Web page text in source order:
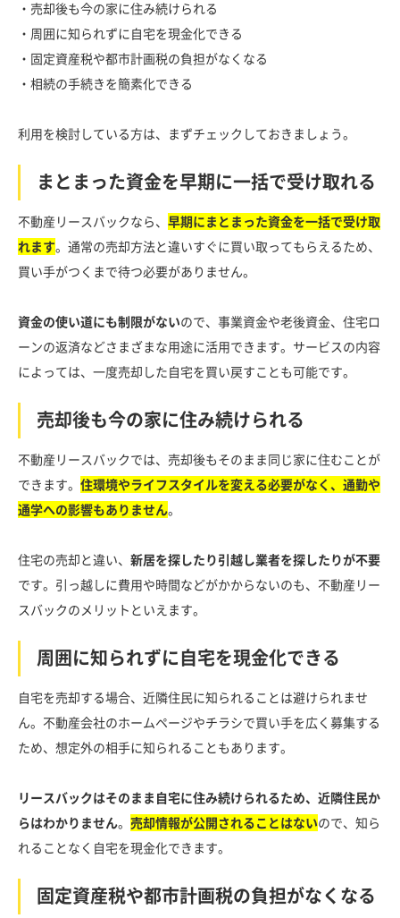
・売却後も今の家に住み続けられる
・周囲に知られずに自宅を現金化できる
・固定資産税や都市計画税の負担がなくなる
・相続の手続きを簡素化できる
利用を検討している方は、まずチェックしておきましょう。
まとまった資金を早期に一括で受け取れる
不動産リースバックなら、 早期にまとまった資金を一括で受け取
れます。通常の売却方法と違いすぐに買い取ってもらえるため、
買い手がつくまで待つ必要がありません。
資金の使い道にも制限がないので、事業資金や老後資金、住宅ロ
ーンの返済などさまざまな用途に活用できます。サービスの内容
によっては、一度売却した自宅を買い戻すことも可能です。
売却後も今の家に住み続けられる
不動産リースバックでは、売却後もそのまま同じ家に住むことが
できます。 住環境やライフスタイルを変える必要がなく、通勤や
通学への影響もありません。
住宅の売却と違い、 新居を探したり引越し業者を探したりが不要
です。引っ越しに費用や時間などがかからないのも、不動産リー
スバックのメリットといえます。
周囲に知られずに自宅を現金化できる
自宅を売却する場合、近隣住民に知られることは避けられませ
ん。不動産会社のホームページやチラシで買い手を広く募集する
ため、想定外の相手に知られることもあります。
リースバックはそのまま自宅に住み続けられるため、近隣住民か
らはわかりません。 売却情報が公開されることはないので、知ら
れることなく自宅を現金化できます。
固定資産税や都市計画税の負担がなくなる